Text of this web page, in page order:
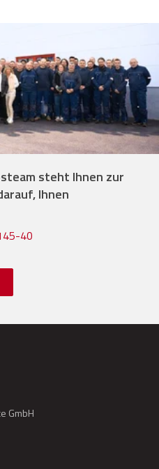
steht Ihnen zur
Ihnen
40
GmbH